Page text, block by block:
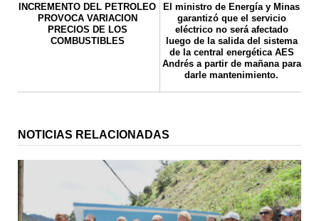
INCREMENTO DEL PETROLEO
PROVOCA VARIACION
PRECIOS DE LOS
COMBUSTIBLES
El ministro de Energía y Minas
garantizó que el servicio
eléctrico no será afectado
luego de la salida del sistema
de la central energética AES
Andrés a partir de mañana para
darle mantenimiento.
NOTICIAS RELACIONADAS